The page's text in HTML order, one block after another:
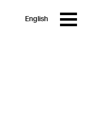
English